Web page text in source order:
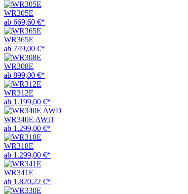
WR305E
ab 669,60 €*
WR365E
ab 749,00 €*
WR308E
ab 899,00 €*
WR312E
ab 1.199,00 €*
WR340E AWD
ab 1.299,00 €*
WR318E
ab 1.299,00 €*
WR341E
ab 1.820,22 €*